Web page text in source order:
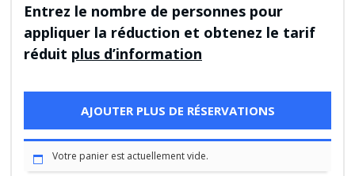
Cistella
Entrez le nombre de personnes pour
appliquer la réduction et obtenez le tarif
réduit plus d’information
AJOUTER PLUS DE RÉSERVATIONS
Votre panier est actuellement vide.